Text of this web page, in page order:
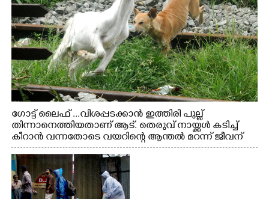
ഗോട്ട് ലൈഫ് ...വിശപ്പടക്കാൻ ഇത്തിരി പുല്ല്
തിന്നാനെത്തിയതാണ് ആട്. തെരുവ് നായ്ക്കൾ കടിച്ച്
കീറാൻ വന്നതോടെ വയറിന്റെ ആന്തൽ മറന്ന് ജീവന്
വേണ്ടിയായി ഓട്ടം. എറണാകുളം വാത്തുരുത്തിയിൽ
നിന്നുള്ള കാഴ്ച